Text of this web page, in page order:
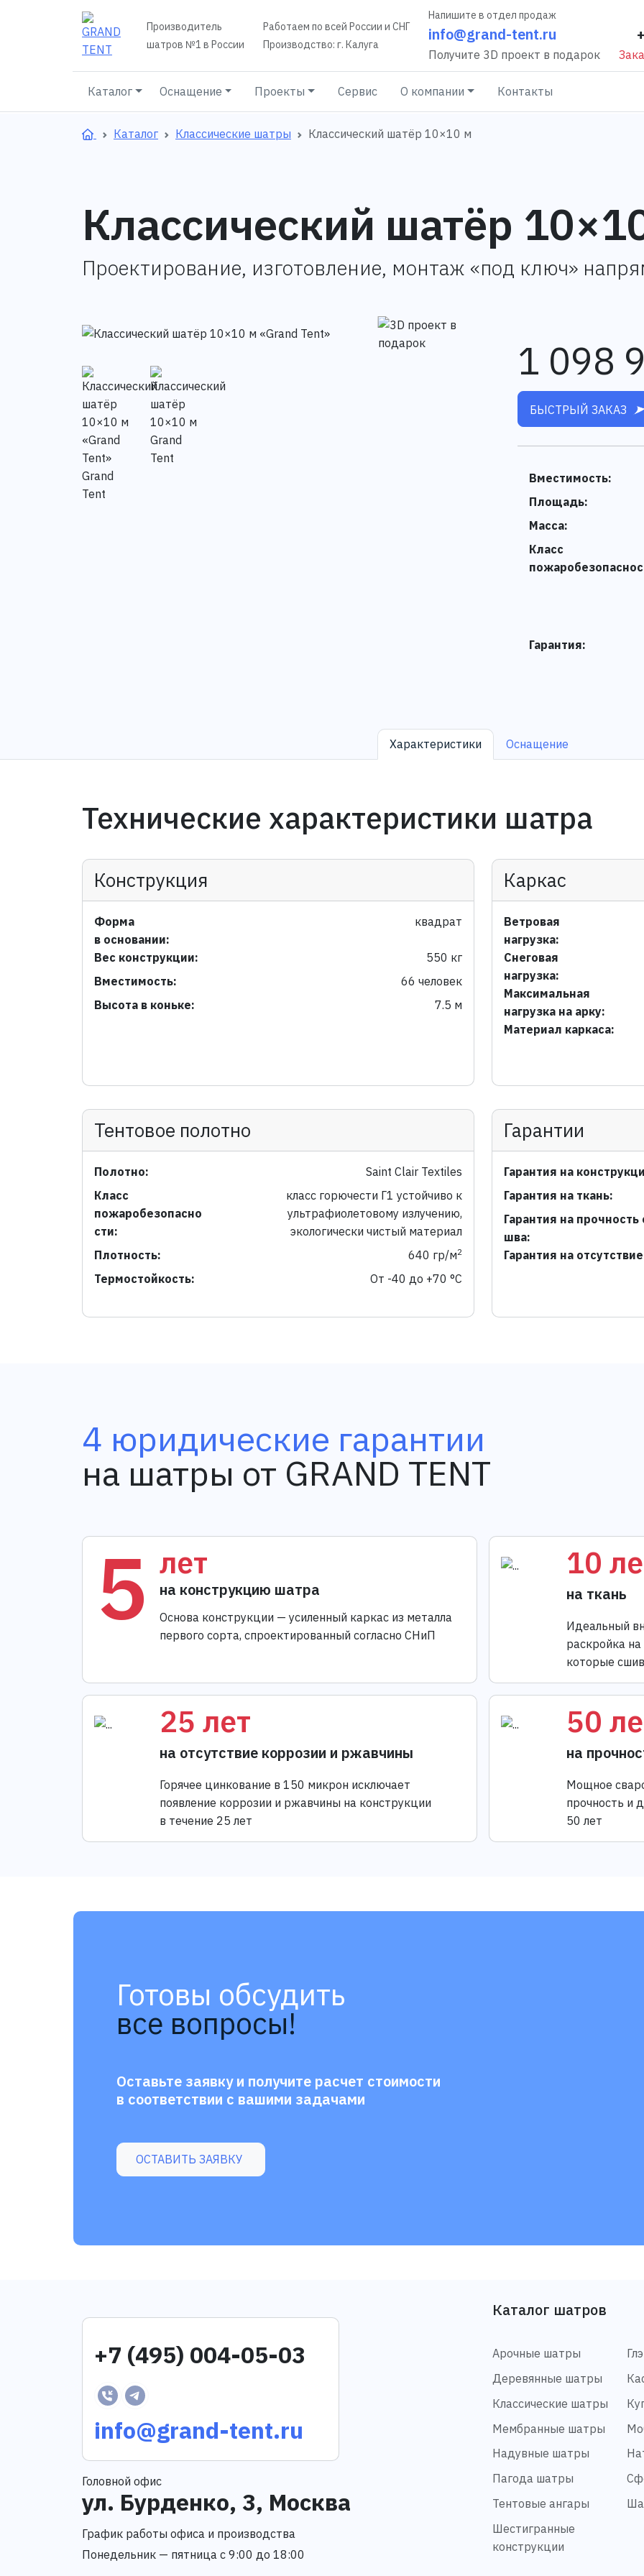
Производитель
шатров №1 в России
Работаем по всей России и СНГ
Производство: г. Калуга
Напишите в отдел продаж
info@grand-tent.ru
Получите 3D проект в подарок
Каталог Оснащение Проекты Сервис О компании Контакты
Каталог Классические шатры Классический шатёр 10×10 м
Классический шатёр
Проектирование, изготовление, монтаж «под ключ»
1 098
БЫСТРЫЙ ЗАКАЗ
Вместимость:
Площадь:
Масса:
Класс
Гарантия:
Характеристики Оснащение
Технические характеристики шатра
Конструкция
Форма
в основании:
квадрат
Вес конструкции:
550 кг
Вместимость:
66 человек
Высота в коньке:
7.5 м
Каркас
Ветровая
нагрузка:
Снеговая
нагрузка:
Максимальная
нагрузка на арку:
Материал каркаса:
Тентовое полотно
Полотно:
Saint Clair Textiles
Класс
пожаробезопасно
сти:
класс горючести Г1 устойчиво к
ультрафиолетовому излучению,
экологически чистый материал
Плотность:
640 гр/м2
Термостойкость: От -40 до +70 °C
Гарантии
Гарантия на
Гарантия на ткань:
Гарантия на прочность
шва:
Гарантия на
4 юридические гарантии
на шатры от GRAND TENT
5 лет
на конструкцию шатра
Основа конструкции — усиленный каркас из металла
первого сорта, спроектированный согласно СНиП
10
на ткань
Идеальный
раскройка
которые
25 лет
на отсутствие коррозии и ржавчины
Горячее цинкование в 150 микрон исключает
появление коррозии и ржавчины на конструкции
в течение 25 лет
50
на
Мощное
прочность и
50 лет
Готовы обсудить
все вопросы!
Оставьте заявку и получите расчет стоимости
в соответствии с вашими задачами
ОСТАВИТЬ ЗАЯВКУ
+7 (495) 004-05-03
info@grand-tent.ru
Головной офис
ул. Бурденко, 3, Москва
График работы офиса и производства
Понедельник — пятница с 9:00 до 18:00
Каталог шатров
Арочные шатры
Деревянные шатры
Классические шатры
Мембранные шатры
Надувные шатры
Пагода шатры
Тентовые ангары
Шестигранные
конструкции